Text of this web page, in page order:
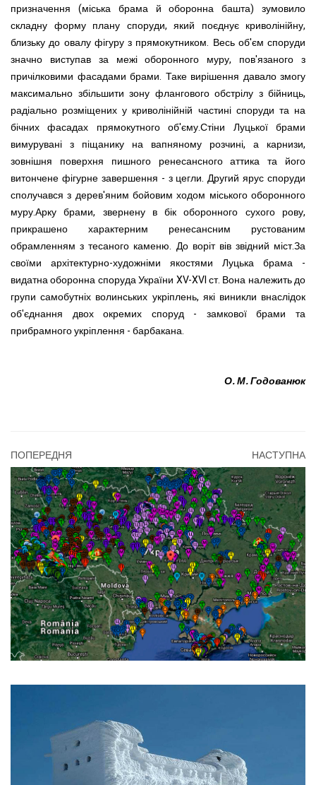
призначення (міська брама й оборонна башта) зумовило
складну форму плану споруди, який поєднує криволінійну,
близьку до овалу фігуру з прямокутником. Весь об'єм споруди
значно виступав за межі оборонного муру, пов'язаного з
причілковими фасадами брами. Таке вирішення давало змогу
максимально збільшити зону флангового обстрілу з бійниць,
радіально розміщених у криволінійній частині споруди та на
бічних фасадах прямокутного об'єму.Стіни Луцької брами
вимурувані з піщанику на вапняному розчині, а карнизи,
зовнішня поверхня пишного ренесансного аттика та його
витончене фігурне завершення - з цегли. Другий ярус споруди
сполучався з дерев'яним бойовим ходом міського оборонного
муру.Арку брами, звернену в бік оборонного сухого рову,
прикрашено характерним ренесансним рустованим
обрамленням з тесаного каменю. До воріт вів звідний міст.За
своїми архітектурно-художніми якостями Луцька брама -
видатна оборонна споруда України XV-XVI ст. Вона належить до
групи самобутніх волинських укріплень, які виникли внаслідок
об'єднання двох окремих споруд - замкової брами та
прибрамного укріплення - барбакана.
О. М. Годованюк
ПОПЕРЕДНЯ НАСТУПНА